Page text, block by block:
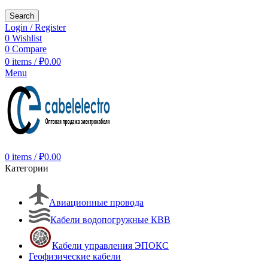
Search
Login / Register
0 Wishlist
0 Compare
0 items / ₽0.00
Menu
0 items / ₽0.00
Категории
Авиационные провода
Кабели водопогружные КВВ
Кабели управления ЭПОКС
Геофизические кабели